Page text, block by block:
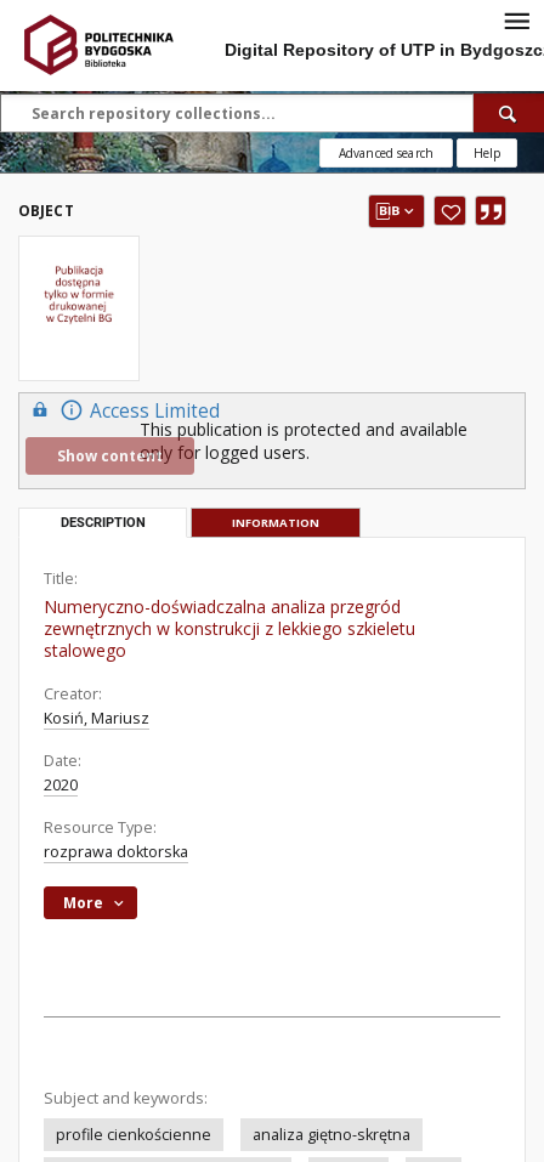
Digital Repository of UTP in
Advanced search Help
OBJECT
Access Limited
Show content
This publication is protected and available
only for logged users.
DESCRIPTION INFORMATION
Title:
Numeryczno-doświadczalna analiza przegród
zewnętrznych w konstrukcji z lekkiego szkieletu
stalowego
Creator:
Kosiń, Mariusz
Date:
2020
Resource Type:
rozprawa doktorska
More
Subject and keywords:
profile cienkościenne
analiza giętno-skrętna